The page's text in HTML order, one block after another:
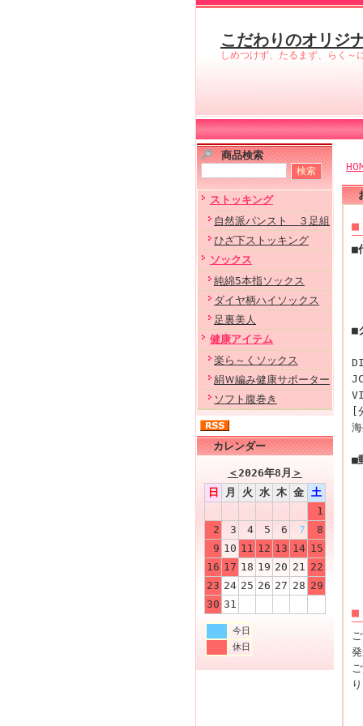
こだわりのオリジ
しめつけず、たるまず、らく～
商品検索
ストッキング
自然派パンスト ３足組
ひざ下ストッキング
ソックス
純綿5本指ソックス
ダイヤ柄ハイソックス
足裏美人
健康アイテム
楽ら～くソックス
絹Ｗ編み健康サポーター
ソフト腹巻き
カレンダー
＜2026年8月 ＞
日
月 火 水 木 金 土
1
2
3 4 5 6 7
8
9 10 11 12 13 14 15
16 17 18 19 20 21 22
23 24 25 26 27 28 29
30 31
今日
休日
■
■
■
[
■
■